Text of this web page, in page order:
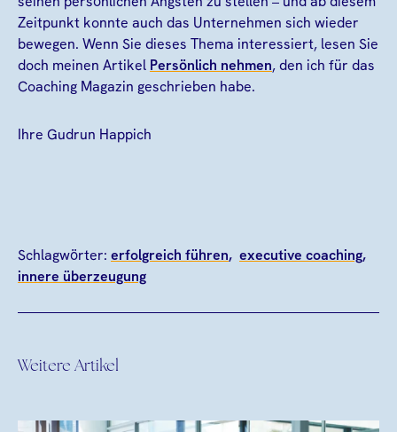
Zeitpunkt konnte auch das Unternehmen sich wieder
bewegen. Wenn Sie dieses Thema interessiert, lesen Sie
doch meinen Artikel Persönlich nehmen, den ich für das
Coaching Magazin geschrieben habe.
Ihre Gudrun Happich
Schlagwörter: erfolgreich führen
executive coaching
innere überzeugung
Weitere Artikel